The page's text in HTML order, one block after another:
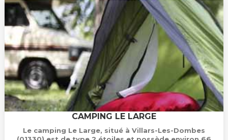
CAMPING LE LARGE
Le camping Le Large, situé à Villars-Les-Dombes